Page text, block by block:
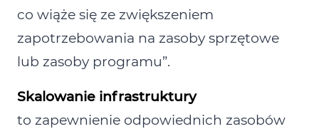
co wiąże się ze zwiększeniem
zapotrzebowania na zasoby sprzętowe
lub zasoby programu”.
Skalowanie infrastruktury
to zapewnienie odpowiednich zasobów